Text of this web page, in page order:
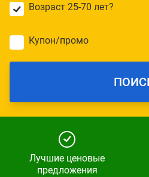
Возраст 25-70 лет?
Купон/промо
Лучшие ценовые
предложения